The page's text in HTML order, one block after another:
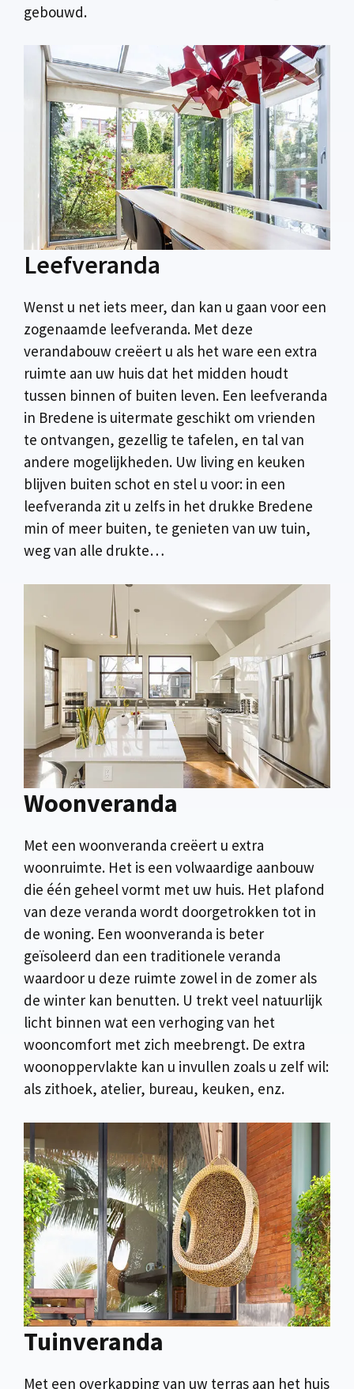
gebouwd.
Leefveranda
Wenst u net iets meer, dan kan u gaan voor een
zogenaamde leefveranda. Met deze
verandabouw creëert u als het ware een extra
ruimte aan uw huis dat het midden houdt
tussen binnen of buiten leven. Een leefveranda
in Bredene is uitermate geschikt om vrienden
te ontvangen, gezellig te tafelen, en tal van
andere mogelijkheden. Uw living en keuken
blijven buiten schot en stel u voor: in een
leefveranda zit u zelfs in het drukke Bredene
min of meer buiten, te genieten van uw tuin,
weg van alle drukte…
Woonveranda
Met een woonveranda creëert u extra
woonruimte. Het is een volwaardige aanbouw
die één geheel vormt met uw huis. Het plafond
van deze veranda wordt doorgetrokken tot in
de woning. Een woonveranda is beter
geïsoleerd dan een traditionele veranda
waardoor u deze ruimte zowel in de zomer als
de winter kan benutten. U trekt veel natuurlijk
licht binnen wat een verhoging van het
wooncomfort met zich meebrengt. De extra
woonoppervlakte kan u invullen zoals u zelf wil:
als zithoek, atelier, bureau, keuken, enz.
Tuinveranda
Met een overkapping van uw terras aan het huis